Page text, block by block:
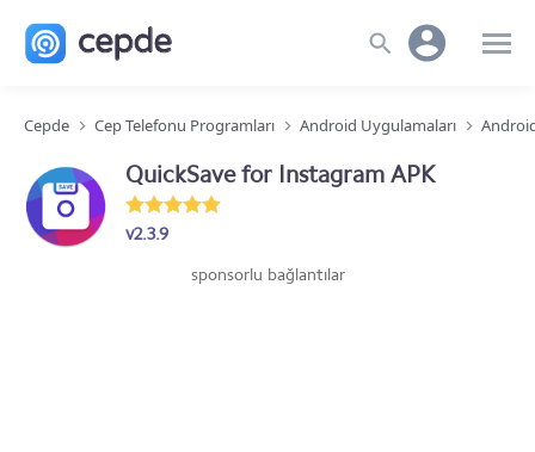
Cepde Cep Telefonu Programları Android Uygulamaları
QuickSave for Instagram APK
v2.3.9
sponsorlu bağlantılar